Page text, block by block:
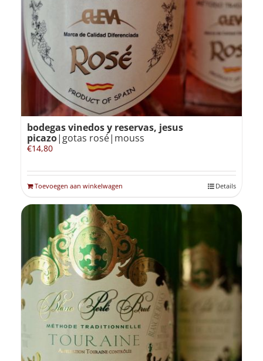
bodegas vinedos y reservas, jesus
picazo|gotas rosé|mouss
€14,80
Toevoegen aan winkelwagen Details